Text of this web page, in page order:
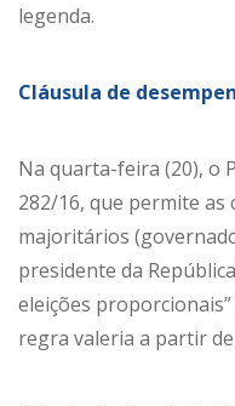
legenda.
Cláusula de
Na quarta-feira (20), o
282/16, que permite
majoritários
presidente da
eleições
regra valeria a partir de